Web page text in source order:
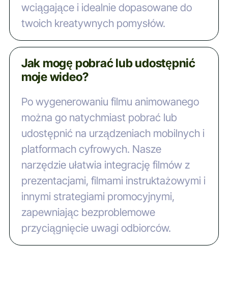
wciągające i idealnie dopasowane do
twoich kreatywnych pomysłów.
Jak mogę pobrać lub udostępnić
moje wideo?
Po wygenerowaniu filmu animowanego
można go natychmiast pobrać lub
udostępnić na urządzeniach mobilnych i
platformach cyfrowych. Nasze
narzędzie ułatwia integrację filmów z
prezentacjami, filmami instruktażowymi i
innymi strategiami promocyjnymi,
zapewniając bezproblemowe
przyciągnięcie uwagi odbiorców.